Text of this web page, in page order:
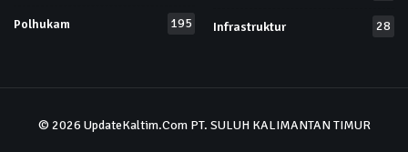
Polhukam 195 Infrastruktur 28
© 2026 UpdateKaltim.ComPT. SULUH KALIMANTAN TIMUR